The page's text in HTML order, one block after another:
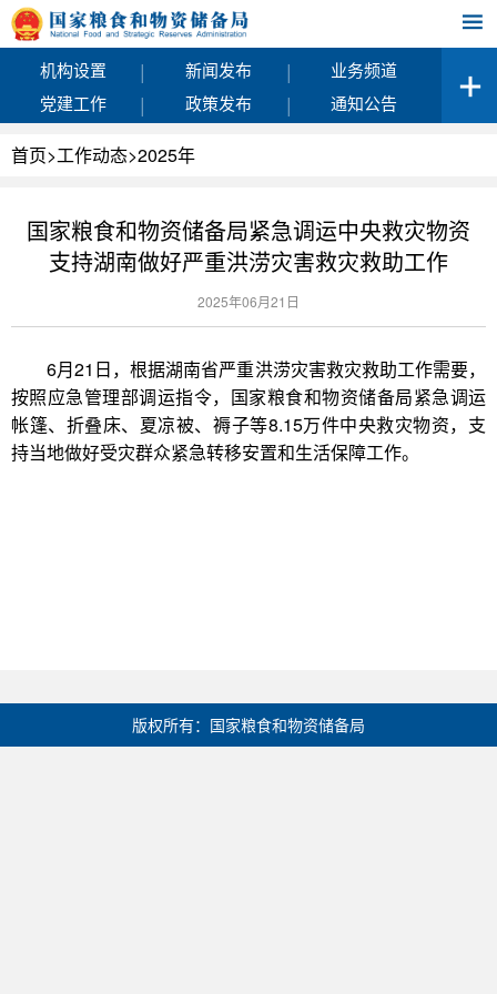
机构设置 | 新闻发布 |
业务频道
党建工作
| 政策发布 | 通知公告
首页>工作动态>2025年
国家粮食和物资储备局紧急调运中央救灾物资
支持湖南做好严重洪涝灾害救灾救助工作
2025年06月21日
6月21日，根据湖南省严重洪涝灾害救灾救助工作需要，
按照应急管理部调运指令，国家粮食和物资储备局紧急调运
帐篷、折叠床、夏凉被、褥子等8.15万件中央救灾物资，支
持当地做好受灾群众紧急转移安置和生活保障工作。
版权所有：国家粮食和物资储备局